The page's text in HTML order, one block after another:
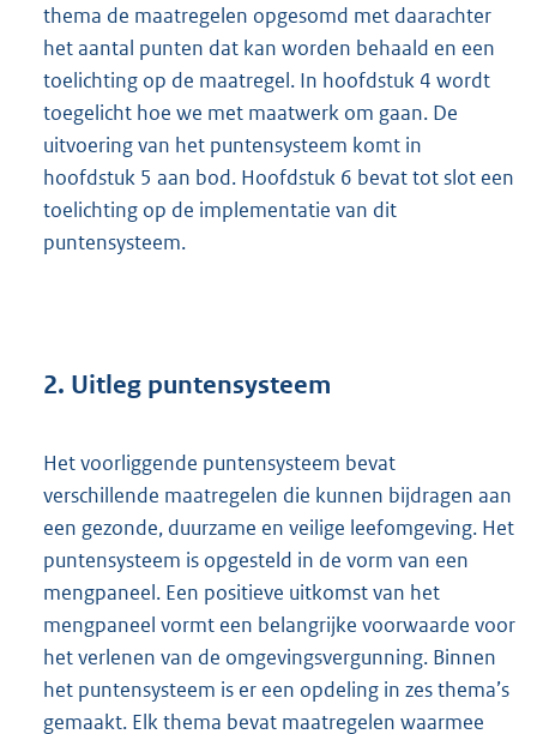
thema de maatregelen opgesomd met daarachter
het aantal punten dat kan worden behaald en een
toelichting op de maatregel. In hoofdstuk 4 wordt
toegelicht hoe we met maatwerk om gaan. De
uitvoering van het puntensysteem komt in
hoofdstuk 5 aan bod. Hoofdstuk 6 bevat tot slot een
toelichting op de implementatie van dit
puntensysteem.
2. Uitleg puntensysteem
Het voorliggende puntensysteem bevat
verschillende maatregelen die kunnen bijdragen aan
een gezonde, duurzame en veilige leefomgeving. Het
puntensysteem is opgesteld in de vorm van een
mengpaneel. Een positieve uitkomst van het
mengpaneel vormt een belangrijke voorwaarde voor
het verlenen van de omgevingsvergunning. Binnen
het puntensysteem is er een opdeling in zes thema’s
gemaakt. Elk thema bevat maatregelen waarmee